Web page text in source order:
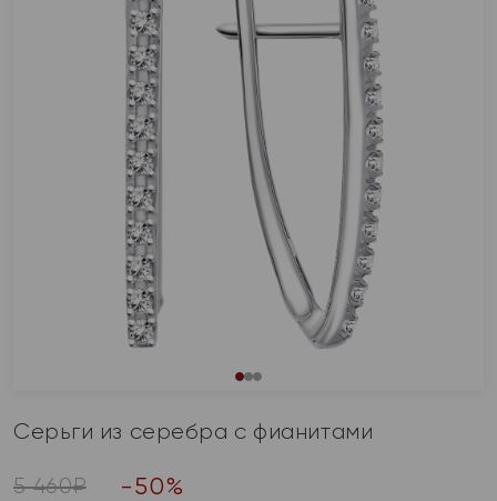
Серьги из серебра с фианитами
5 460₽ -50%